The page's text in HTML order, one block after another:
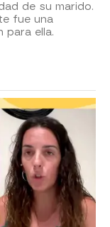
de su marido.
fue una
para ella.